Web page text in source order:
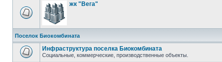
жк "Вега"
Поселок Биокомбината
Инфраструктура поселка Биокомбината
Социальные, коммерческие, производственные объекты.